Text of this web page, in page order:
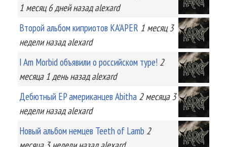
1 месяц 6 днейназад alexard
Второй альбом киприотов KA'APER 1 месяц 3
неделиназад alexard
I Am Morbid объявили о российском туре! 2
месяца 1 деньназад alexard
Дебютный EP американцев Abitha 2 месяца 3
неделиназад alexard
Новый альбом немцев Teeth of Lamb 2